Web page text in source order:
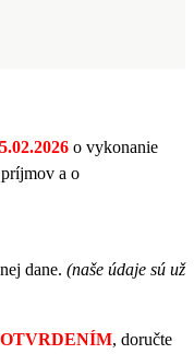
o vykonanie
a o
dane. (naše údaje sú už
, doručte